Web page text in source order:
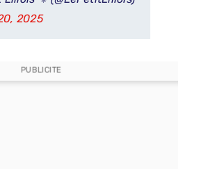
2025
PUBLICITE